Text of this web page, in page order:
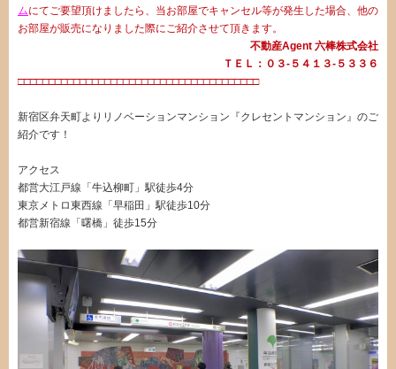
ムにてご要望頂けましたら、当お部屋でキャンセル等が発生した場合、他の
お部屋が販売になりました際にご紹介させて頂きます。
不動産Agent 六棒株式会社
ＴＥＬ：０３‐５４１３‐５３３６
□□□□□□□□□□□□□□□□□□□□□□□□□□□□□□□□□□□□□□□
新宿区弁天町よりリノベーションマンション『クレセントマンション』のご
紹介です！
アクセス
都営大江戸線「牛込柳町」駅徒歩4分
東京メトロ東西線「早稲田」駅徒歩10分
都営新宿線「曙橋」徒歩15分